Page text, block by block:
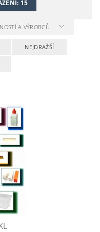
15
A VÝROBCŮ
NEJDRAŽŠÍ